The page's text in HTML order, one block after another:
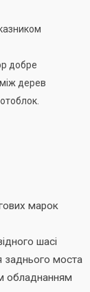
добре
дерев
марок
шасі
заднього моста
обладнанням